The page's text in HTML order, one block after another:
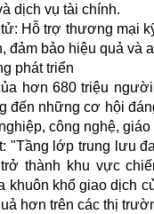
dịch vụ tài chính.
Hỗ trợ thương mại
đảm bảo hiệu quả và
phát triển
hơn 680 triệu
đến những cơ hội
công nghệ,
"Tầng lớp trung lưu
thành khu vực
khổ giao dịch
hơn trên các thị